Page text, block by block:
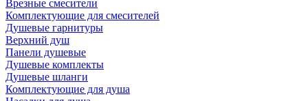
Врезные смесители
Комплектующие для смесителей
Душевые гарнитуры
Верхний душ
Панели душевые
Душевые комплекты
Душевые шланги
Комплектующие для душа